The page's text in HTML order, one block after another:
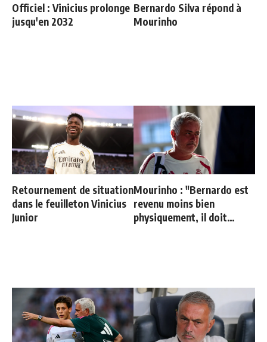
Officiel : Vinicius prolonge
jusqu'en 2032
Bernardo Silva répond à
Mourinho
Retournement de situation
dans le feuilleton Vinicius
Junior
Mourinho : "Bernardo est
revenu moins bien
physiquement, il doit